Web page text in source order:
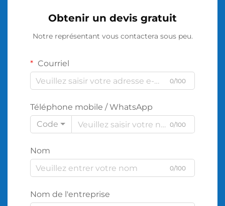
Obtenir un devis gratuit
Notre représentant vous contactera sous peu.
Courriel
0/100
Téléphone mobile / WhatsApp
Code
0/100
Nom
0/100
Nom de l'entreprise